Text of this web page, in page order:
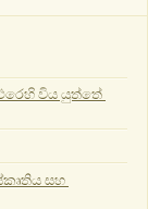
විය යුත්තේ
සහ